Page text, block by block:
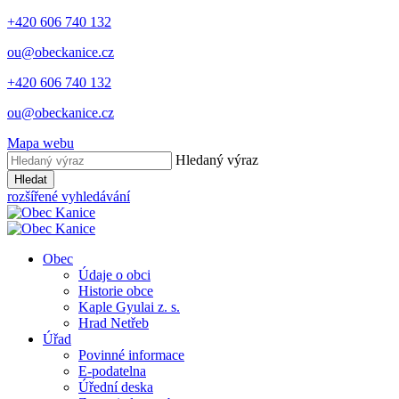
+420 606 740 132
ou@obeckanice.cz
+420 606 740 132
ou@obeckanice.cz
Mapa webu
Hledaný výraz
Hledat
rozšířené vyhledávání
Obec
Údaje o obci
Historie obce
Kaple Gyulai z. s.
Hrad Netřeb
Úřad
Povinné informace
E-podatelna
Úřední deska